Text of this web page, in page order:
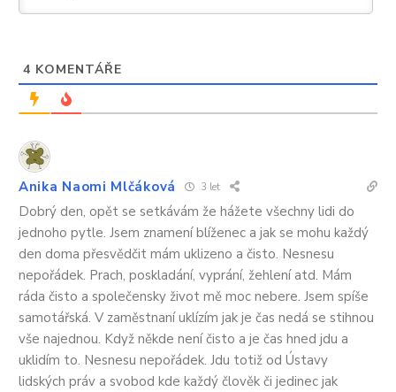
4 KOMENTÁŘE
Anika Naomi Mlčáková 3 let
Dobrý den, opět se setkávám že hážete všechny lidi do
jednoho pytle. Jsem znamení blíženec a jak se mohu každý
den doma přesvědčit mám uklizeno a čisto. Nesnesu
nepořádek. Prach, poskladání, vyprání, žehlení atd. Mám
ráda čisto a společensky život mě moc nebere. Jsem spíše
samotářská. V zaměstnaní uklízím jak je čas nedá se stihnou
vše najednou. Když někde není čisto a je čas hned jdu a
uklidím to. Nesnesu nepořádek. Jdu totiž od Ústavy
lidských práv a svobod kde každý člověk či jedinec jak